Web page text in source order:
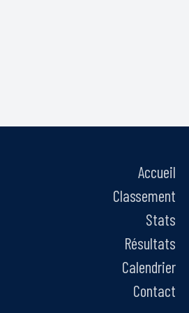
Accueil
Classement
Stats
Résultats
Calendrier
Contact